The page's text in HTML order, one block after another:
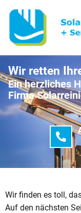
Wir retten
Ein herzliches
Firma
Wir finden es toll,
Auf den nächsten